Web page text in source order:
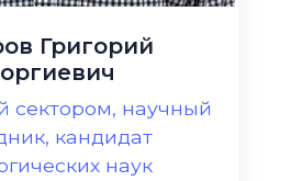
Григорий
сектором, научный
кандидат
наук